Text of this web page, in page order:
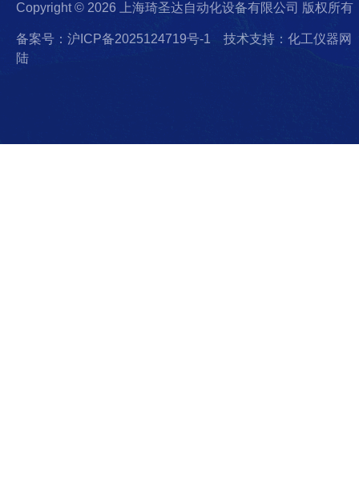
Copyright © 2026 上海琦圣达自动化设备有限公司 版权所有
备案号：沪ICP备2025124719号-1
技术支持：化工仪器网
陆